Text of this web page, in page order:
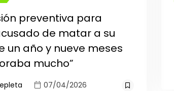
preventiva para
de matar a su
un año y nueve meses
mucho”
07/04/2026